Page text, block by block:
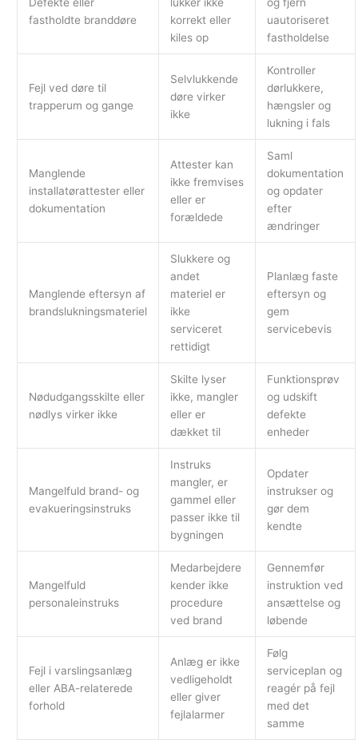
fastholdte branddøre
korrekt eller
kiles op
uautoriseret
fastholdelse
Fejl ved døre til
trapperum og gange
Selvlukkende
døre virker
ikke
Kontroller
dørlukkere,
hængsler og
lukning i fals
Manglende
installatørattester eller
dokumentation
Attester kan
ikke fremvises
eller er
forældede
Saml
dokumentation
og opdater
efter
ændringer
Manglende eftersyn af
brandslukningsmateriel
Slukkere og
andet
materiel er
ikke
serviceret
rettidigt
Planlæg faste
eftersyn og
gem
servicebevis
Nødudgangsskilte eller
nødlys virker ikke
Skilte lyser
ikke, mangler
eller er
dækket til
Funktionsprøv
og udskift
defekte
enheder
Mangelfuld brand- og
evakueringsinstruks
Instruks
mangler, er
gammel eller
passer ikke til
bygningen
Opdater
instrukser og
gør dem
kendte
Mangelfuld
personaleinstruks
Medarbejdere
kender ikke
procedure
ved brand
Gennemfør
instruktion ved
ansættelse og
løbende
Fejl i varslingsanlæg
eller ABA-relaterede
forhold
Anlæg er ikke
vedligeholdt
eller giver
fejlalarmer
Følg
serviceplan og
reagér på fejl
med det
samme